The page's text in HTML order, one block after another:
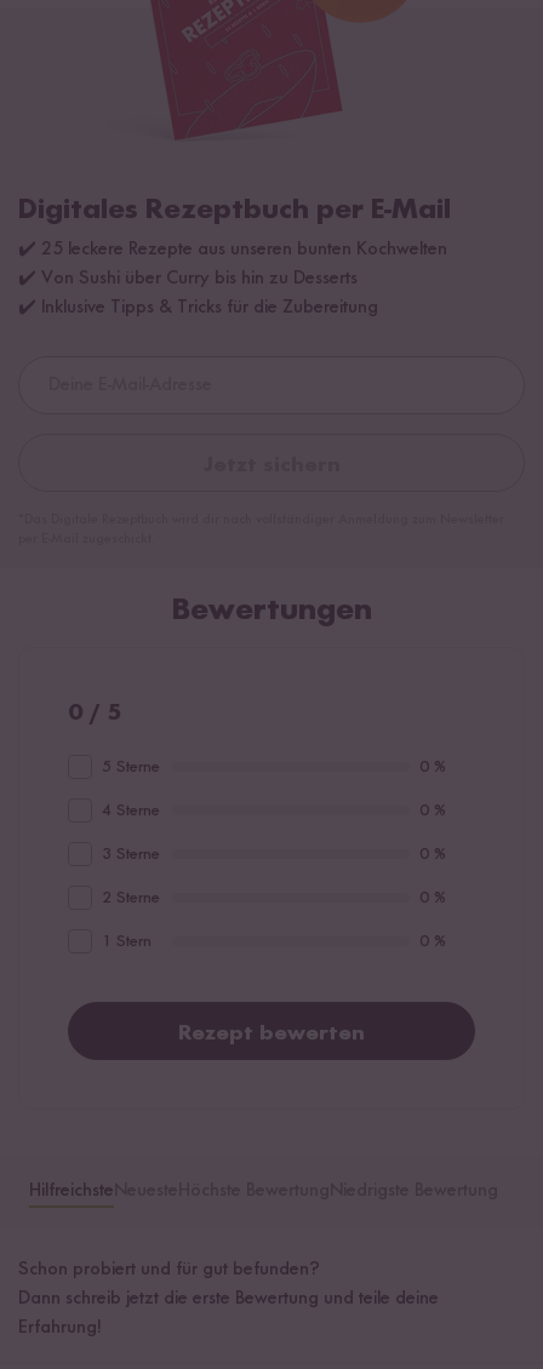
Digitales Rezeptbuch per E-Mail
✔️ 25 leckere Rezepte aus unseren bunten Kochwelten
✔️ Von Sushi über Curry bis hin zu Desserts
✔️ Inklusive Tipps & Tricks für die Zubereitung
Bewertungen
0 / 5
5 Sterne 0 %
4 Sterne 0 %
3 Sterne 0 %
2 Sterne 0 %
1 Stern 0 %
Rezept bewerten
Hilfreichste
Schon probiert und für gut befunden?
Dann schreib jetzt die erste Bewertung und teile deine
Erfahrung!